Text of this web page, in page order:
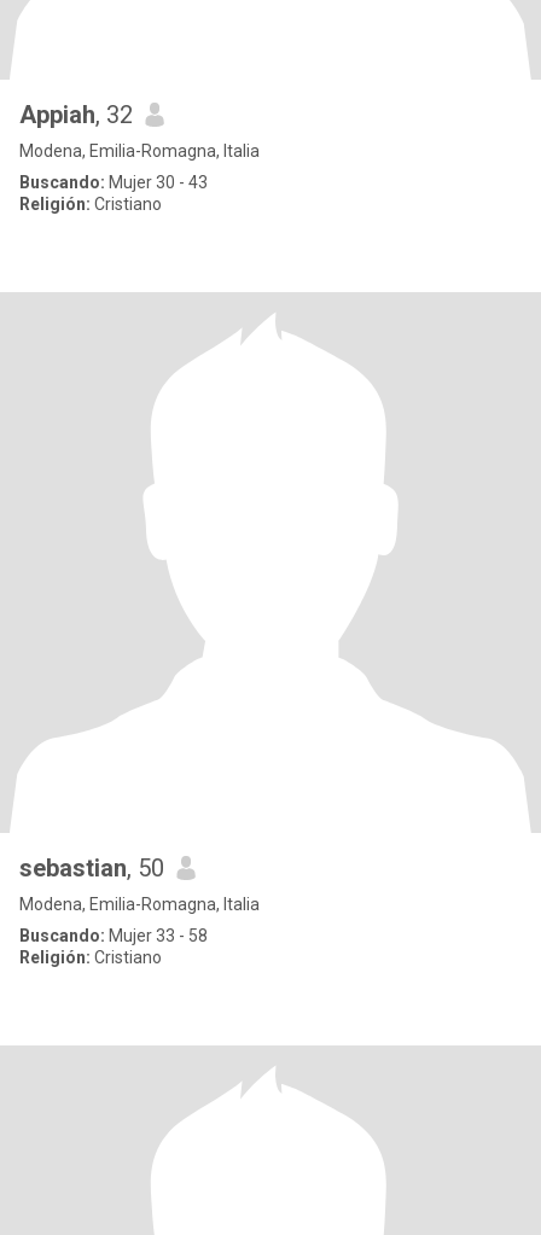
Appiah, 32
Modena, Emilia-Romagna, Italia
Buscando: Mujer 30 - 43
Religión: Cristiano
sebastian, 50
Modena, Emilia-Romagna, Italia
Buscando: Mujer 33 - 58
Religión: Cristiano